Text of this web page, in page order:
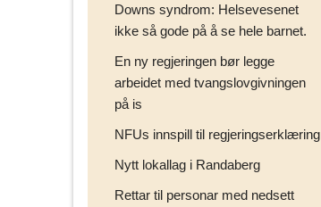
Downs syndrom: Helsevesenet
ikke så gode på å se hele barnet.
En ny regjeringen bør legge
arbeidet med tvangslovgivningen
på is
NFUs innspill til regjeringserklæring
Nytt lokallag i Randaberg
Rettar til personar med nedsett